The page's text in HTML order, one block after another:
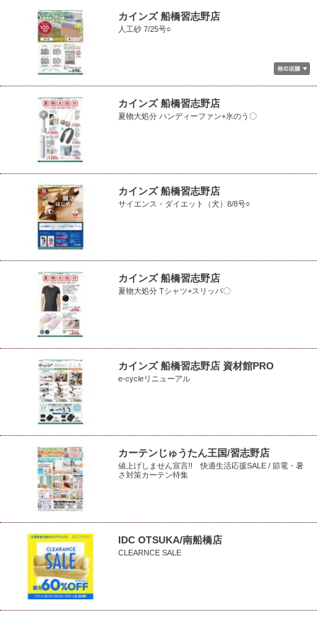
カインズ 船橋習志野店
人工砂 7/25号○
カインズ 船橋習志野店
夏物大処分 ハンディーファン+氷のう〇
カインズ 船橋習志野店
サイエンス・ダイエット（犬）8/8号○
カインズ 船橋習志野店
夏物大処分 Tシャツ+スリッパ〇
カインズ 船橋習志野店 資材館PRO
e-cycleリニューアル
カーテンじゅうたん王国/習志野店
値上げしません宣言!! 快適生活応援SALE / 節電・暑
さ対策カーテン特集
IDC OTSUKA/南船橋店
CLEARNCE SALE